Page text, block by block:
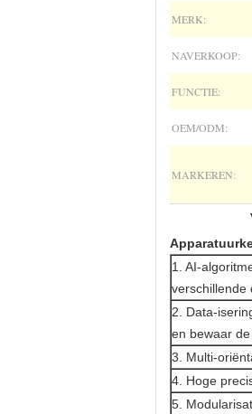
MERK:
NAVERKOOP:
FUNCTIE:
OEM/ODM:
MARKEREN:
1. AI-
verschillende
2. Data-
en bewaar
3. Multi-
4. Hoge
5.